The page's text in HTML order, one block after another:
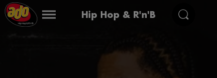
Hip Hop & R'n'B